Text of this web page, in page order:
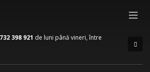
398 921 de luni până vineri, între